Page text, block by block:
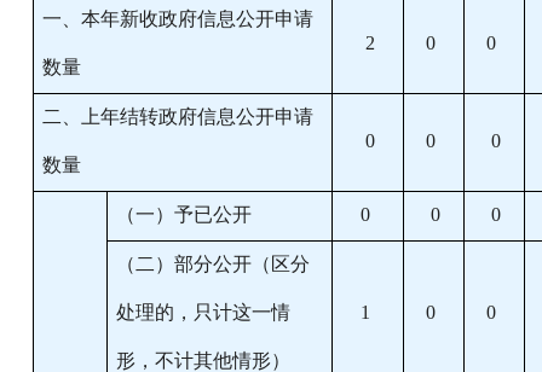
一、本年新收政府信息公开申请
数量
2 0 0
二、上年结转政府信息公开申请
数量
0 0 0
（一）予已公开 0 0 0
（二）部分公开（区分
处理的，只计这一情
形，不计其他情形）
1 0 0